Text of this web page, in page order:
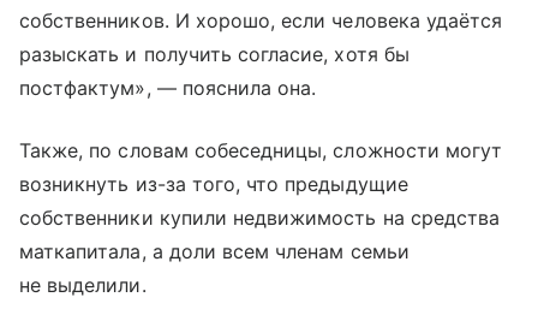
собственников. И хорошо, если человека удаётся
разыскать и получить согласие, хотя бы
постфактум», — пояснила она.
Также, по словам собеседницы, сложности могут
возникнуть из-за того, что предыдущие
собственники купили недвижимость на средства
маткапитала, а доли всем членам семьи
не выделили.